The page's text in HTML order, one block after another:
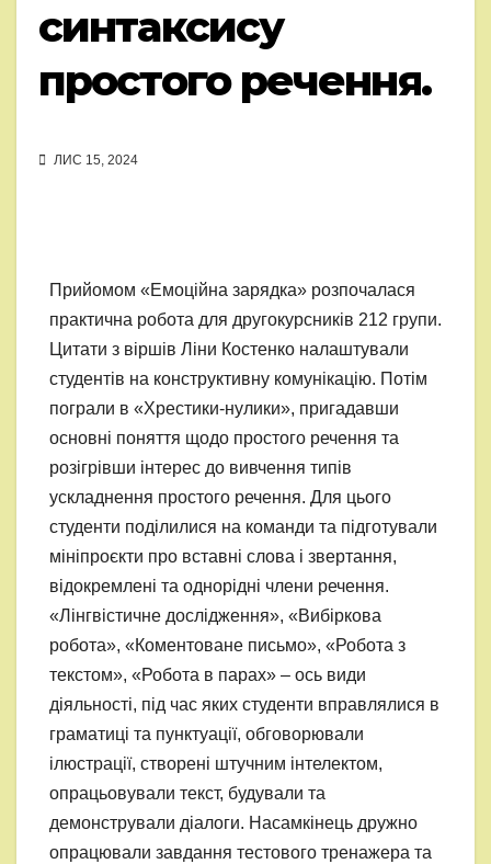
синтаксису
простого речення.
ЛИС 15, 2024
Прийомом «Емоційна зарядка» розпочалася
практична робота для другокурсників 212 групи.
Цитати з віршів Ліни Костенко налаштували
студентів на конструктивну комунікацію. Потім
пограли в «Хрестики-нулики», пригадавши
основні поняття щодо простого речення та
розігрівши інтерес до вивчення типів
ускладнення простого речення. Для цього
студенти поділилися на команди та підготували
мініпроєкти про вставні слова і звертання,
відокремлені та однорідні члени речення.
«Лінгвістичне дослідження», «Вибіркова
робота», «Коментоване письмо», «Робота з
текстом», «Робота в парах» – ось види
діяльності, під час яких студенти вправлялися в
граматиці та пунктуації, обговорювали
ілюстрації, створені штучним інтелектом,
опрацьовували текст, будували та
демонстрували діалоги. Насамкінець дружно
опрацювали завдання тестового тренажера та